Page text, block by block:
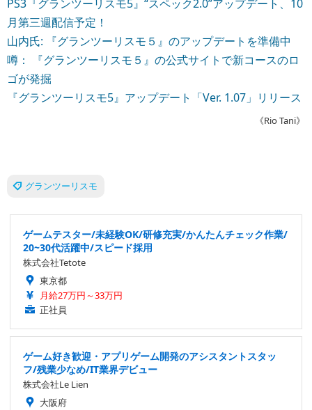
PS3『グランツーリスモ5』“スペック2.0”アップデート、10
月第三週配信予定！
山内氏: 『グランツーリスモ５』のアップデートを準備中
噂： 『グランツーリスモ５』の公式サイトで新コースのロ
ゴが発掘
『グランツーリスモ5』アップデート「Ver. 1.07」リリース
《Rio Tani》
グランツーリスモ
ゲームテスター/未経験OK/研修充実/かんたんチェック作業/
20~30代活躍中/スピード採用
株式会社Tetote
東京都
月給27万円～33万円
正社員
ゲーム好き歓迎・アプリゲーム開発のアシスタントスタッ
フ/残業少なめ/IT業界デビュー
株式会社Le Lien
大阪府